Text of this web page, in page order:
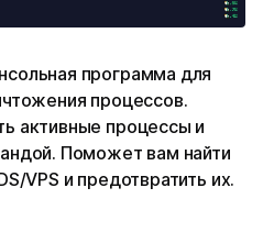
программа для
процессов.
активные процессы и
Поможет вам найти
VPS и предотвратить их.